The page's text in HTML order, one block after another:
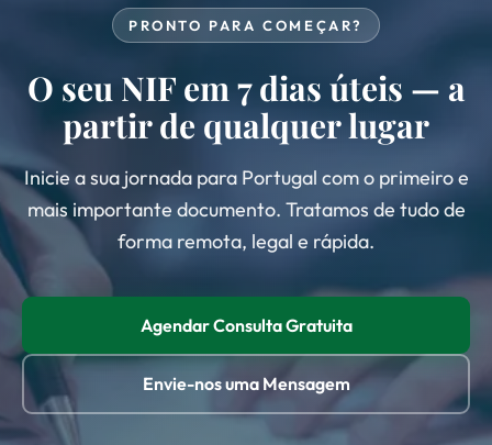
emitido, usará o mesmo NIF para impostos, banca
e contratos para sempre.
PRONTO PARA COMEÇAR?
O seu NIF em 7 dias úteis — a
partir de qualquer lugar
Inicie a sua jornada para Portugal com o primeiro e
mais importante documento. Tratamos de tudo de
forma remota, legal e rápida.
Agendar Consulta Gratuita
Envie-nos uma Mensagem